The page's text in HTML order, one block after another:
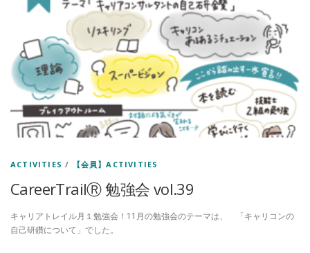
ACTIVITIES / 【会員】ACTIVITIES
CareerTrailⓇ 勉強会 vol.39
キャリアトレイル月１勉強会！11月の勉強会のテーマは、 「キャリコンの
自己研鑽について」でした。